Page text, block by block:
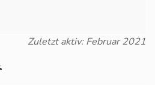
Zuletzt aktiv: Februar 2021